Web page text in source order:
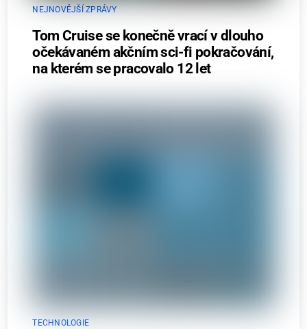
NEJNOVĚJŠÍ ZPRÁVY
Tom Cruise se konečně vrací v dlouho
očekávaném akčním sci-fi pokračování,
na kterém se pracovalo 12 let
TECHNOLOGIE